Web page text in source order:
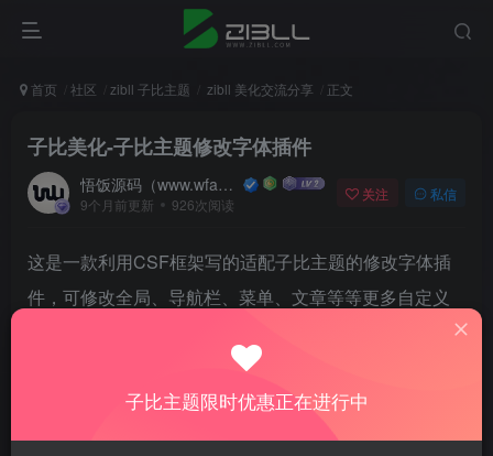
首页 社区 zibll 子比主题 zibll 美化交流分享 正文
子比美化-子比主题修改字体插件
悟饭源码（www.wfanym.com）
9个月前更新 926次阅读
关注 私信
这是一款利用CSF框架写的适配子比主题的修改字体插
件，可修改全局、导航栏、菜单、文章等等更多自定义
子比主题限时优惠正在进行中